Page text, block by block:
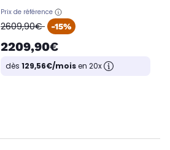
Prix de référence
oldPrice
2609,90€ -15%
2209,90€
dès 129,56€/moisen 20x